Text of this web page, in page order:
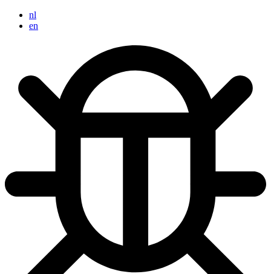
nl
en